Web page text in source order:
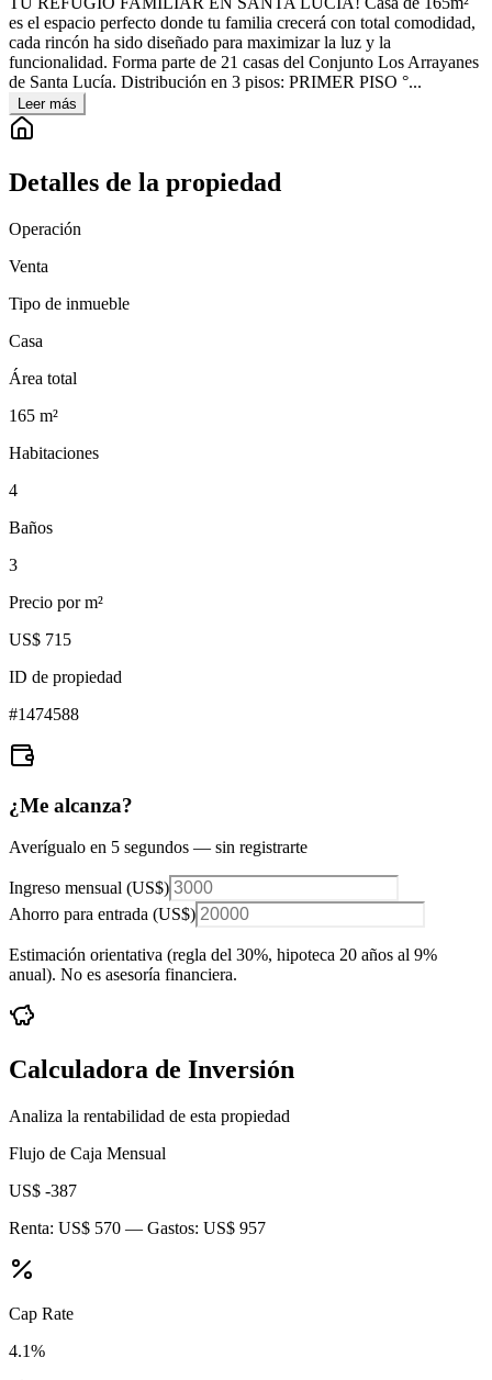
es el espacio perfecto donde tu familia crecerá con total comodidad,
cada rincón ha sido diseñado para maximizar la luz y la
funcionalidad. Forma parte de 21 casas del Conjunto Los Arrayanes
de Santa Lucía. Distribución en 3 pisos: PRIMER PISO °...
Leer más
Detalles de la propiedad
Operación
Venta
Tipo de inmueble
Casa
Área total
165 m²
Habitaciones
4
Baños
3
Precio por m²
US$ 715
ID de propiedad
#1474588
¿Me alcanza?
Averígualo en 5 segundos — sin registrarte
Ingreso mensual (US$)
Ahorro para entrada (US$)
Estimación orientativa (regla del 30%, hipoteca 20 años al 9%
anual). No es asesoría financiera.
Calculadora de Inversión
Analiza la rentabilidad de esta propiedad
Flujo de Caja Mensual
US$ -387
Renta: US$ 570 — Gastos: US$ 957
Cap Rate
4.1%